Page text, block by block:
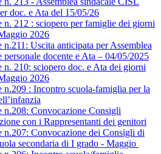
doc. e Ata del 15/05/26
n. 212 : sciopero per famiglie dei giorni
2026
n.211: Uscita anticipata per Assemblea
personale docente e Ata – 04/05/2025
n. 210: sciopero doc. e Ata dei giorni
2026
n.209 : Incontro scuola-famiglia per la
n.208: Convocazione Consigli
con i Rappresentanti dei genitori
n.207: Convocazione dei Consigli di
secondaria di I grado - Maggio